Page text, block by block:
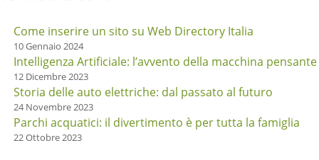
Come inserire un sito su Web Directory Italia
10 Gennaio 2024
Intelligenza Artificiale: l’avvento della macchina pensante
12 Dicembre 2023
Storia delle auto elettriche: dal passato al futuro
24 Novembre 2023
Parchi acquatici: il divertimento è per tutta la famiglia
22 Ottobre 2023